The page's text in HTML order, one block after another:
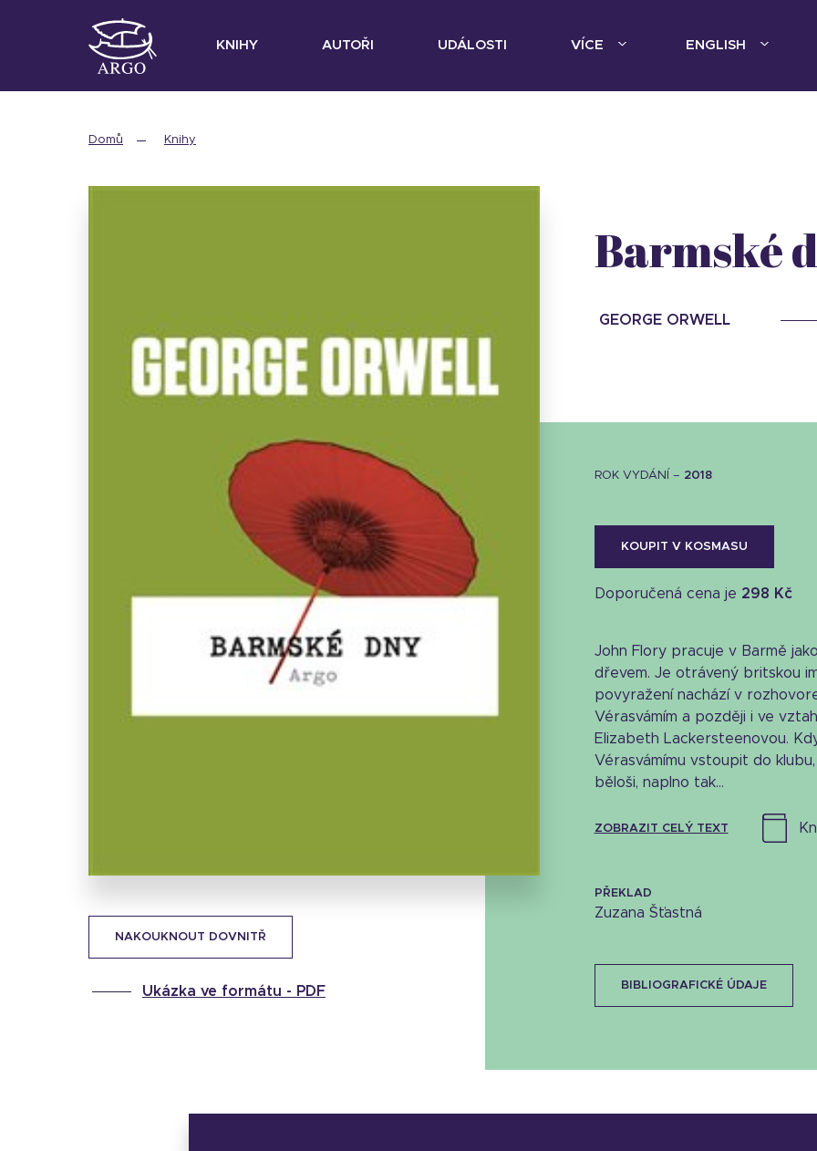
KNIHY AUTOŘI UDÁLOSTI VÍCE ENGLISH
Domů Knihy
10.47 KB
NAKOUKNOUT DOVNITŘ
Ukázka ve formátu - PDF
Barmské
GEORGE ORWELL
ROK VYDÁNÍ – 2018
KOUPIT V KOSMASU
Doporučená cena je 298 Kč
John Flory pracuje v Barmě
dřevem. Je otrávený britskou
povyražení nachází v
Vérasvámím a později i ve
Elizabeth Lackersteenovou.
Vérasvámímu vstoupit do
běloši, naplno tak...
ZOBRAZIT CELÝ TEXT
PŘEKLAD
Zuzana Šťastná
BIBLIOGRAFICKÉ ÚDAJE